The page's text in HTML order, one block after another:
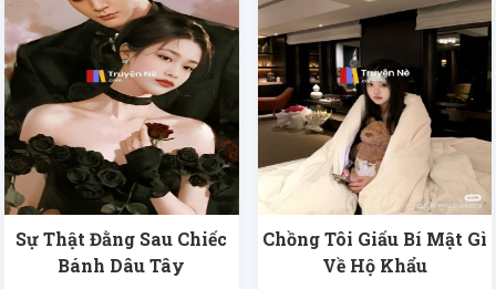
Sự Thật Đằng Sau Chiếc
Bánh Dâu Tây
Chồng Tôi Giấu Bí Mật Gì
Về Hộ Khẩu